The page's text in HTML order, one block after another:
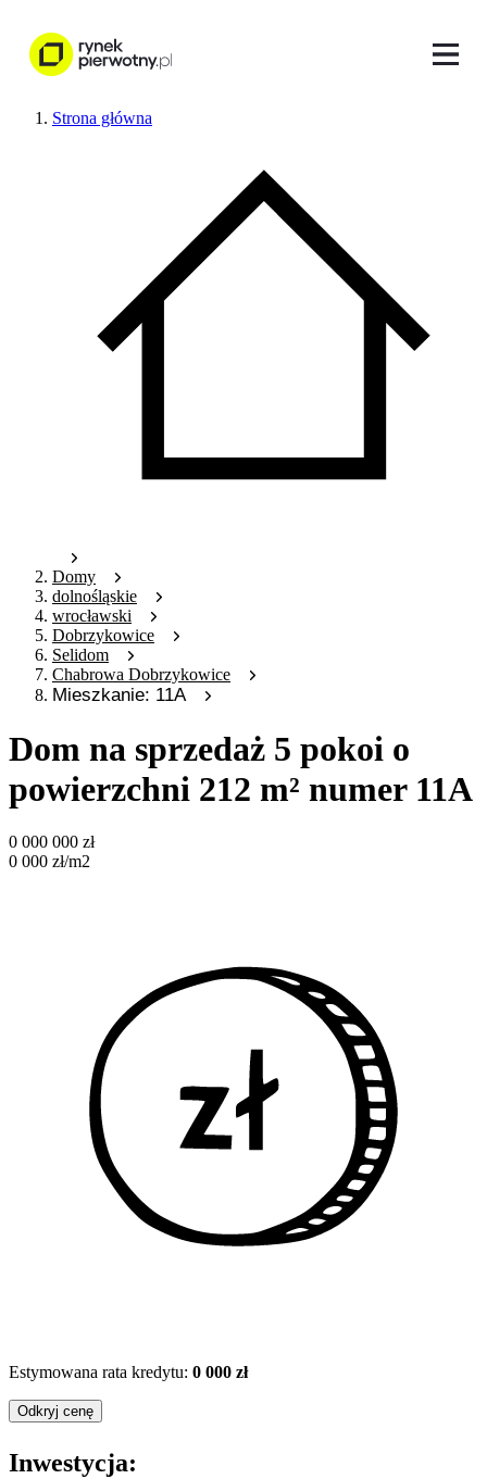
Strona główna
Domy
dolnośląskie
wrocławski
Dobrzykowice
Selidom
Chabrowa Dobrzykowice
Mieszkanie: 11A
Dom na sprzedaż 5 pokoi o
powierzchni 212 m² numer 11A
0 000 000 zł
0 000 zł/m2
Estymowana rata kredytu: 0 000 zł
Odkryj cenę
Inwestycja: